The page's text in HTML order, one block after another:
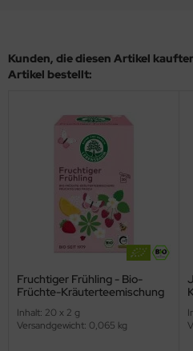
Kunden, die diesen Artikel
Artikel bestellt:
Fruchtiger Frühling - Bio-
Früchte-Kräuterteemischung
Inhalt: 20 x 2 g
Versandgewicht: 0,065 kg